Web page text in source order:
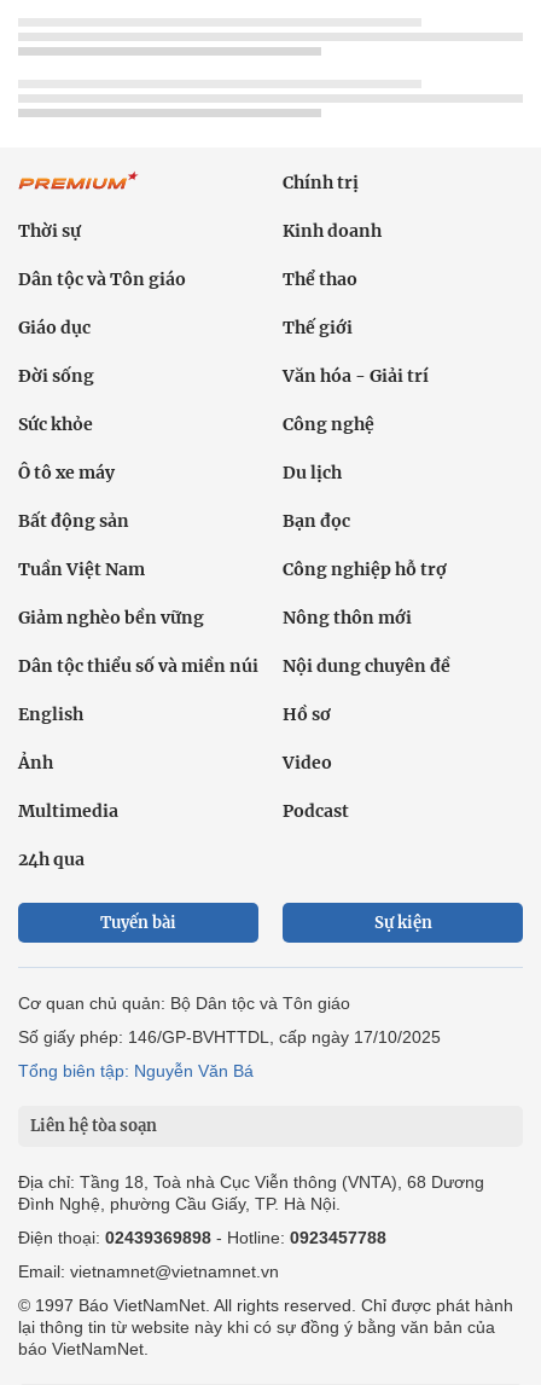
Chính trị
Thời sự Kinh doanh
Dân tộc và Tôn giáo Thể thao
Giáo dục Thế giới
Đời sống Văn hóa - Giải trí
Sức khỏe Công nghệ
Ô tô xe máy Du lịch
Bất động sản Bạn đọc
Tuần Việt Nam Công nghiệp hỗ trợ
Giảm nghèo bền vững Nông thôn mới
Dân tộc thiểu số và miền núi Nội dung chuyên đề
English Hồ sơ
Ảnh Video
Multimedia Podcast
24h qua
Tuyến bài Sự kiện
Cơ quan chủ quản: Bộ Dân tộc và Tôn giáo
Số giấy phép: 146/GP-BVHTTDL, cấp ngày 17/10/2025
Tổng biên tập: Nguyễn Văn Bá
Liên hệ tòa soạn
Địa chỉ: Tầng 18, Toà nhà Cục Viễn thông (VNTA), 68 Dương
Đình Nghệ, phường Cầu Giấy, TP. Hà Nội.
Điện thoại: 02439369898 - Hotline: 0923457788
Email: vietnamnet@vietnamnet.vn
© 1997 Báo VietNamNet. All rights reserved. Chỉ được phát hành
lại thông tin từ website này khi có sự đồng ý bằng văn bản của
báo VietNamNet.